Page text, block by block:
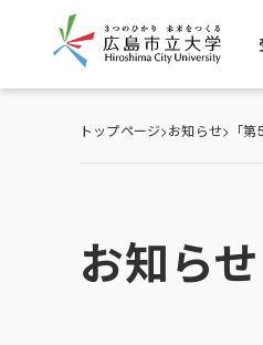
トップページ>お知らせ> 「
お知らせ